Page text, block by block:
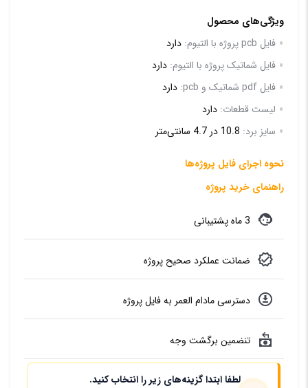
ویژگی‌های محصول
فایل pcb پروژه با التیوم:
دارد
فایل شماتیک پروژه با التیوم: دارد
فایل pdf شماتیک و pcb:
دارد
لیست قطعات: دارد
سایز برد: 10.8 در 4.7 سانتی‌متر
نحوه اجرای فایل پروژه‌ها
راهنمای خرید پروژه
3 ماه پشتیبانی
ضمانت عملکرد صحیح پروژه
دسترسی مادام العمر به فایل پروژه
تنضمین برگشت وجه
لطفا ابتدا گزینه‌های زیر را انتخاب کنید.